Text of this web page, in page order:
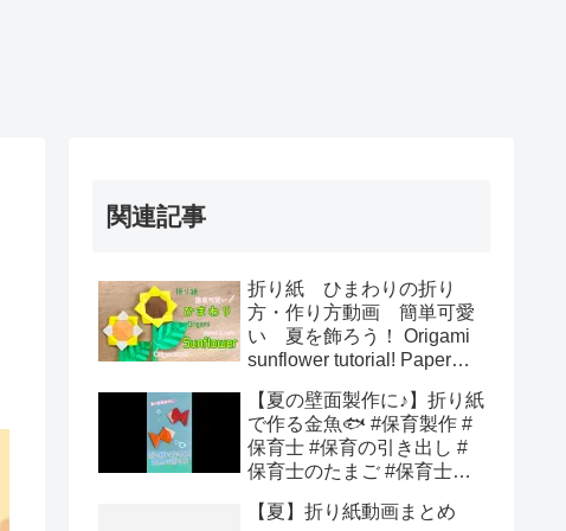
関連記事
折り紙 ひまわりの折り
方・作り方動画 簡単可愛
い 夏を飾ろう！ Origami
sunflower tutorial! Paper
【夏の壁面製作に♪】折り紙
で作る金魚🐟 #保育製作 #
保育士 #保育の引き出し #
保育士のたまご #保育士あ
一緒に #折り紙工作 #壁面
【夏】折り紙動画まとめ